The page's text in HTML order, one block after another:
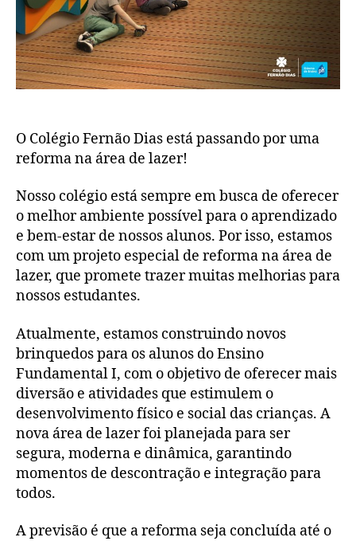
O Colégio Fernão Dias está passando por uma
reforma na área de lazer!
Nosso colégio está sempre em busca de oferecer
o melhor ambiente possível para o aprendizado
e bem-estar de nossos alunos. Por isso, estamos
com um projeto especial de reforma na área de
lazer, que promete trazer muitas melhorias para
nossos estudantes.
Atualmente, estamos construindo novos
brinquedos para os alunos do Ensino
Fundamental I, com o objetivo de oferecer mais
diversão e atividades que estimulem o
desenvolvimento físico e social das crianças. A
nova área de lazer foi planejada para ser
segura, moderna e dinâmica, garantindo
momentos de descontração e integração para
todos.
A previsão é que a reforma seja concluída até o